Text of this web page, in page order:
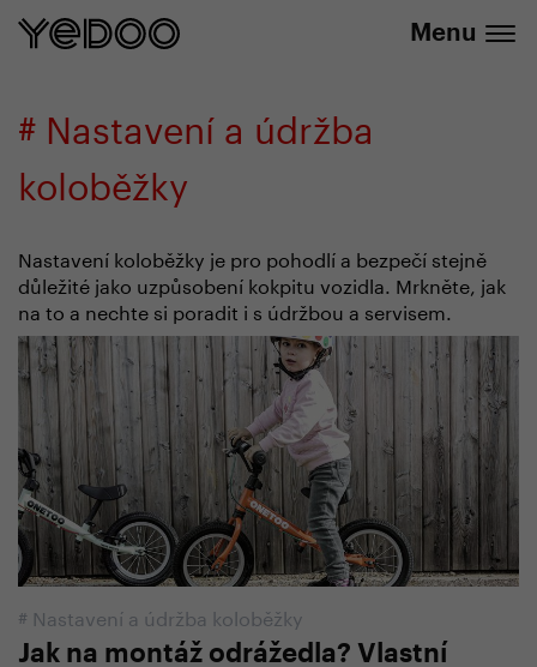
Menu
# Nastavení a údržba
koloběžky
Nastavení koloběžky je pro pohodlí a bezpečí stejně
důležité jako uzpůsobení kokpitu vozidla. Mrkněte, jak
na to a nechte si poradit i s údržbou a servisem.
# Nastavení a údržba koloběžky
Jak na montáž odrážedla? Vlastní